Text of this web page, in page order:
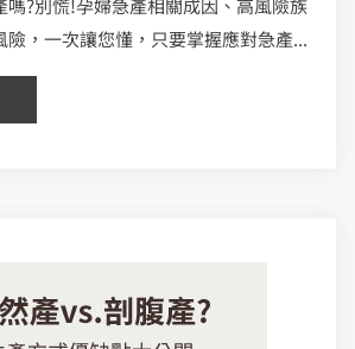
嗎?別慌!孕婦急產相關成因、高風險族
險，一次讓您懂，只要掌握應對急產...